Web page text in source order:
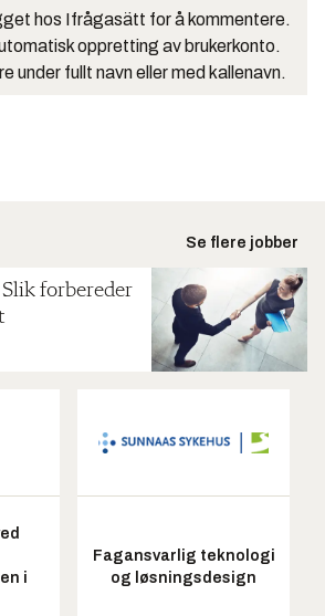
hos Ifrågasätt for å kommentere.
oppretting av brukerkonto.
under fullt navn eller med kallenavn.
Se flere jobber
forbereder
i
Fagansvarlig teknologi
og løsningsdesign